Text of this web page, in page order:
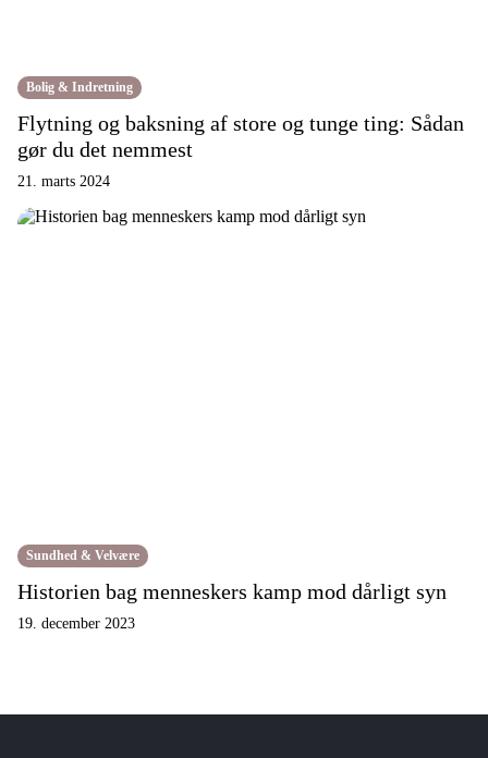
Bolig & Indretning
Flytning og baksning af store og tunge ting: Sådan
gør du det nemmest
21. marts 2024
Sundhed & Velvære
Historien bag menneskers kamp mod dårligt syn
19. december 2023